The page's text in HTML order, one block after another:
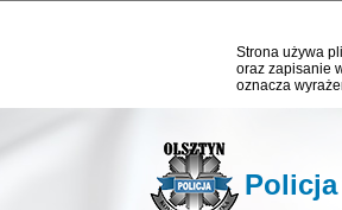
Strona używa
oraz zapisanie
oznacza